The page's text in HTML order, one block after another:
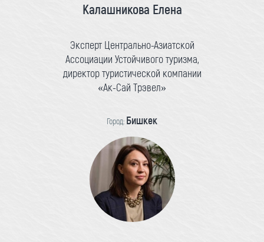
Калашникова Елена
Эксперт Центрально-Азиатской
Ассоциации Устойчивого туризма,
директор туристической компании
«Ак-Сай Трэвел»
Город: Бишкек